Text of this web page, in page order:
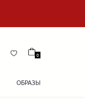
0
ОБРАЗЫ